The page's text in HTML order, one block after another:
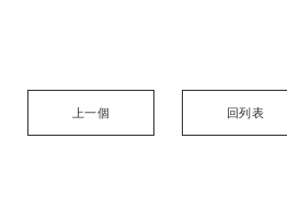
上一個 回列表